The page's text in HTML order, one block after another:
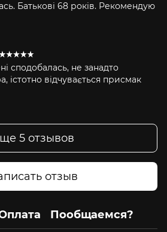
Батькові 68 років. Рекомендую
сподобалась, не занадто
істотно відчувається присмак
5 отзывов
отзыв
Пообщаемся?